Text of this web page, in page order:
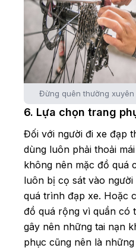
Đừng quên thường
6. Lựa chọn trang
Đối với người đi xe đạp
dùng luôn phải thoải
không nên mặc đồ quá
luôn bị cọ sát vào
quá trình đạp xe. Hoặc
đồ quá rộng vì quần có
gây nên những tai nạn
phục cũng nên là